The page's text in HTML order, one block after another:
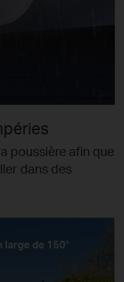
poussière afin que
dans des
de 150°